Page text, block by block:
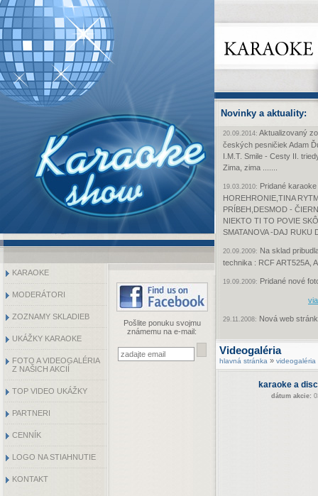
KARAOKE
MODERÁTORI
ZOZNAMY SKLADIEB
UKÁŽKY KARAOKE
FOTO A VIDEOGALÉRIA
Z NAŠICH AKCIÍ
TOP VIDEO UKÁŽKY
PARTNERI
CENNÍK
LOGO NA STIAHNUTIE
KONTAKT
Pošlite ponuku svojmu
známemu na e-mail:
Novinky a aktuality:
20.09.2014: Aktualizovaný
českých pesničiek Adam
I.M.T. Smile - Cesty II.
Zima, zima .......
19.03.2010: Pridané
HOREHRONIE,TINA
PRÍBEH,DESMOD -
NIEKTO TI TO POVIE
SMATANOVA -DAJ RUKU
20.09.2009: Na sklad
technika : RCF ART525A,
19.09.2009: Pridané nové
29.11.2008: Nová web
Videogaléria
hlavná stránka » videogaléria
karaoke a
dátum akcie: